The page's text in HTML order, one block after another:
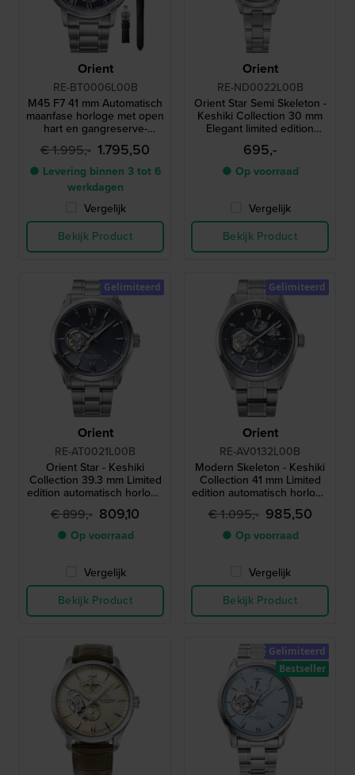
Orient
RE-BT0006L00B
M45 F7 41 mm Automatisch
maanfase horloge met open
hart en gangreserve-
indicator
€ 1.995,- 1.795,50
● Levering binnen 3 tot 6
werkdagen
Vergelijk
Bekijk Product
Orient
RE-ND0022L00B
Orient Star Semi Skeleton -
Keshiki Collection 30 mm
Elegant limited edition
automatisch dameshorloge
met open hart
695,-
● Op voorraad
Vergelijk
Bekijk Product
Orient
RE-AT0021L00B
Orient Star - Keshiki
Collection 39.3 mm Limited
edition automatisch horloge
met open hart en
gangreserve-indicator
€ 899,- 809,10
● Op voorraad
Vergelijk
Bekijk Product
Gelimiteerd
Orient
RE-AV0132L00B
Modern Skeleton - Keshiki
Collection 41 mm Limited
edition automatisch horloge
met open hart en
gangreserve-indicator
€ 1.095,- 985,50
● Op voorraad
Vergelijk
Bekijk Product
Gelimiteerd
Gelimiteerd
Bestseller